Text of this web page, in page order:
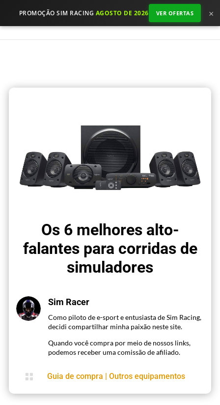
PROMOÇÃO SIM RACING AGOSTO DE 2026 VER OFERTAS ×
Os 6 melhores alto-
falantes para corridas de
simuladores
Sim Racer
Como piloto de e-sport e entusiasta de Sim Racing,
decidi compartilhar minha paixão neste site.
Quando você compra por meio de nossos links,
podemos receber uma comissão de afiliado.
 Guia de compra | Outros equipamentos